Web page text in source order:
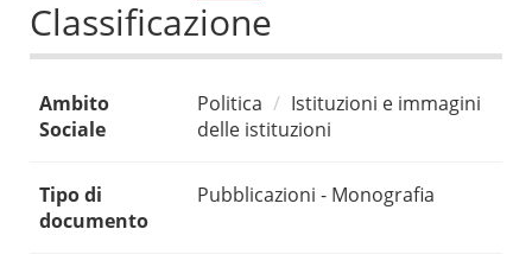
Classificazione
Ambito
Sociale
Politica
Istituzioni e immagini
delle istituzioni
Tipo di
documento
Pubblicazioni - Monografia